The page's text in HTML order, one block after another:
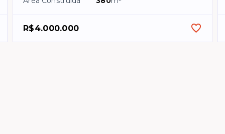
R$4.000.000